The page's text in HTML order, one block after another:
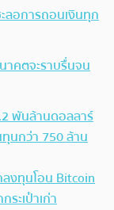
ลอการถอนเงินทุก
าคตจะราบรื่นจน
พันล้านดอลลาร์
นกว่า 750 ล้าน
งทุนโอน Bitcoin
ะเป๋าเก่า